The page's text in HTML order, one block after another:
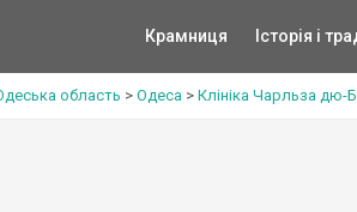
Крамниця Історія і
область > Одеса > Клініка Чарльза дю-